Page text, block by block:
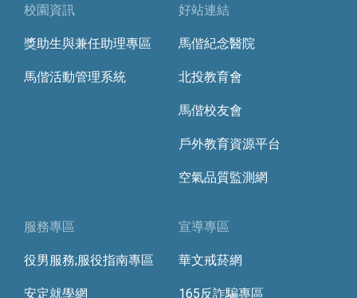
校園資訊
獎助生與兼任助理專區
馬偕活動管理系統
好站連結
馬偕紀念醫院
北投教育會
馬偕校友會
戶外教育資源平台
空氣品質監測網
服務專區
役男服務;服役指南專區
安定就學網
宣導專區
華文戒菸網
165反詐騙專區